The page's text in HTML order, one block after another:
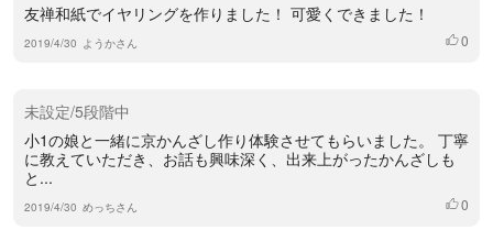
友禅和紙でイヤリングを作りました！ 可愛くできました！
2019/4/30 ようかさん いいね
0
未設定/5段階中
小1の娘と一緒に京かんざし作り体験させてもらいました。 丁寧
に教えていただき、お話も興味深く、出来上がったかんざしも
と...
2019/4/30 めっちさん いいね
0